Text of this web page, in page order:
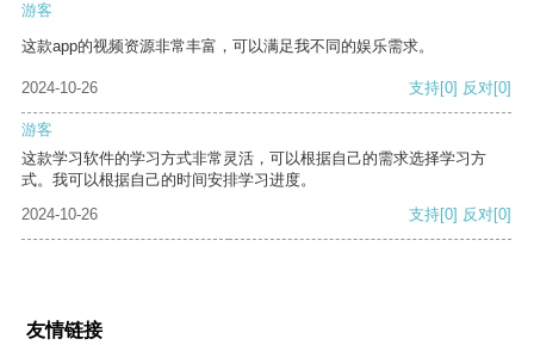
游客
这款app的视频资源非常丰富，可以满足我不同的娱乐需求。
2024-10-26 支持[0] 反对[0]
游客
这款学习软件的学习方式非常灵活，可以根据自己的需求选择学习方
式。我可以根据自己的时间安排学习进度。
2024-10-26
支持[0] 反对[0]
友情链接